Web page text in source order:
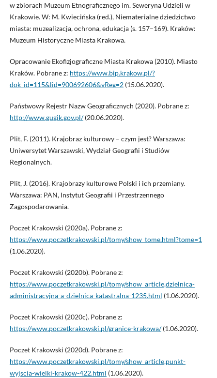
w zbiorach Muzeum Etnograficznego im. Seweryna Udzieli w
Krakowie. W: M. Kwiecińska (red.), Niematerialne dziedzictwo
miasta: muzealizacja, ochrona, edukacja (s. 157–169). Kraków:
Muzeum Historyczne Miasta Krakowa.
Opracowanie Ekofizjograficzne Miasta Krakowa (2010). Miasto
Kraków. Pobrane z: https://www.bip.krakow.pl/?
dok_id=115&lid=900692606&vReg=2(15.06.2020).
Państwowy Rejestr Nazw Geograficznych (2020). Pobrane z:
http://www.gugik.gov.pl/(20.06.2020).
Plit, F. (2011). Krajobraz kulturowy – czym jest? Warszawa:
Uniwersytet Warszawski, Wydział Geografii i Studiów
Regionalnych.
Plit, J. (2016). Krajobrazy kulturowe Polski i ich przemiany.
Warszawa: PAN, Instytut Geografii i Przestrzennego
Zagospodarowania.
Poczet Krakowski (2020a). Pobrane z:
https://www.poczetkrakowski.pl/tomy/show_tome.html?tome=1
(1.06.2020).
Poczet Krakowski (2020b). Pobrane z:
https://www.poczetkrakowski.pl/tomy/show_article,dzielnica-
administracyjna-a-dzielnica-katastralna-1235.html (1.06.2020).
Poczet Krakowski (2020c). Pobrane z:
https://www.poczetkrakowski.pl/granice-krakowa/(1.06.2020).
Poczet Krakowski (2020d). Pobrane z:
https://www.poczetkrakowski.pl/tomy/show_article,punkt-
wyjscia-wielki-krakow-422.html (1.06.2020).